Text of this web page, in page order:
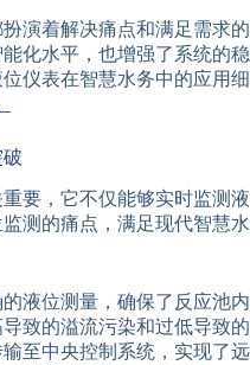
演着解决痛点和满足需求的
化水平，也增强了系统的稳
仪表在智慧水务中的应用细
要，它不仅能够实时监测液
测的痛点，满足现代智慧水
液位测量，确保了反应池内
致的溢流污染和过低导致的
至中央控制系统，实现了远